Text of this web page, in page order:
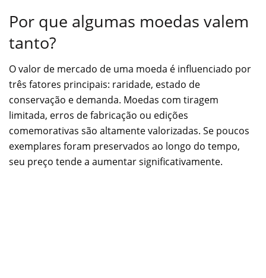
Por que algumas moedas valem
tanto?
O valor de mercado de uma moeda é influenciado por
três fatores principais: raridade, estado de
conservação e demanda. Moedas com tiragem
limitada, erros de fabricação ou edições
comemorativas são altamente valorizadas. Se poucos
exemplares foram preservados ao longo do tempo,
seu preço tende a aumentar significativamente.